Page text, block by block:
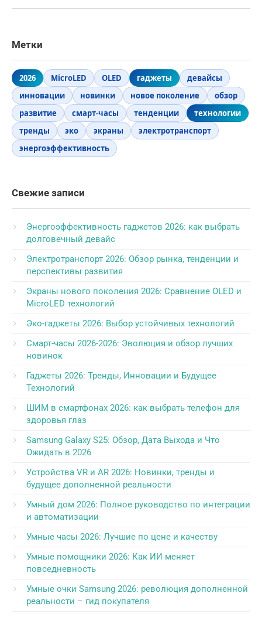
Метки
2026 MicroLED OLED гаджеты
девайсы
инновации
новинки новое поколение
обзор
развитие
смарт-часы тенденции
технологии
тренды
эко экраны
электротранспорт
энергоэффективность
Свежие записи
Энергоэффективность гаджетов 2026: как выбрать
долговечный девайс
Электротранспорт 2026: Обзор рынка, тенденции и
перспективы развития
Экраны нового поколения 2026: Сравнение OLED и
MicroLED технологий
Эко-гаджеты 2026: Выбор устойчивых технологий
Смарт-часы 2026-2026: Эволюция и обзор лучших
новинок
Гаджеты 2026: Тренды, Инновации и Будущее
Технологий
ШИМ в смартфонах 2026: как выбрать телефон для
здоровья глаз
Samsung Galaxy S25: Обзор, Дата Выхода и Что
Ожидать в 2026
Устройства VR и AR 2026: Новинки, тренды и
будущее дополненной реальности
Умный дом 2026: Полное руководство по интеграции
и автоматизации
Умные часы 2026: Лучшие по цене и качеству
Умные помощники 2026: Как ИИ меняет
повседневность
Умные очки Samsung 2026: революция дополненной
реальности – гид покупателя